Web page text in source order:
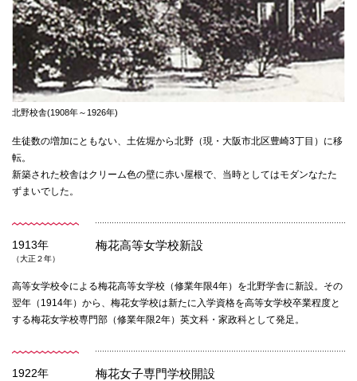
北野校舎(1908年～1926年)
生徒数の増加にともない、土佐堀から北野（現・大阪市北区豊崎3丁目）に移
転。
新築された校舎はクリーム色の壁に赤い屋根で、当時としてはモダンなたた
ずまいでした。
1913年
（大正２年）
梅花高等女学校新設
高等女学校令による梅花高等女学校（修業年限4年）を北野学舎に新設。その
翌年（1914年）から、梅花女学校は新たに入学資格を高等女学校卒業程度と
する梅花女学校専門部（修業年限2年）英文科・家政科として発足。
1922年 梅花女子専門学校開設